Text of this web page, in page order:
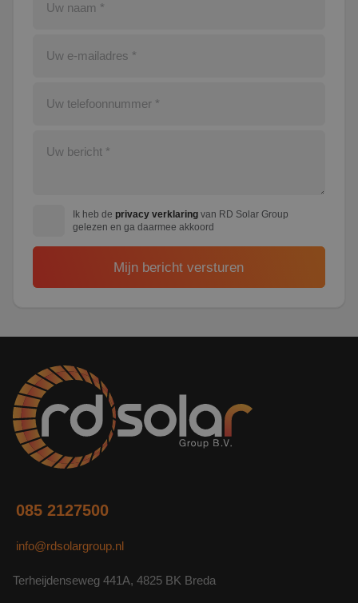
Ik heb de privacy verklaring van RD Solar Group
gelezen en ga daarmee akkoord
085 2127500
info@rdsolargroup.nl
Terheijdenseweg 441A, 4825 BK Breda